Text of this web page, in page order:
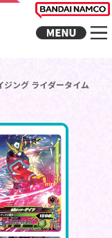
ジング ライダータイム